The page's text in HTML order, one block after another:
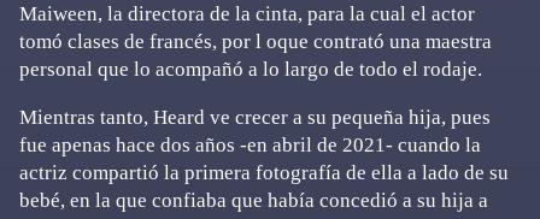
Maiween, la directora de la cinta, para la cual el actor
tomó clases de francés, por l oque contrató una maestra
personal que lo acompañó a lo largo de todo el rodaje.
Mientras tanto, Heard ve crecer a su pequeña hija, pues
fue apenas hace dos años -en abril de 2021- cuando la
actriz compartió la primera fotografía de ella a lado de su
bebé, en la que confiaba que había concedió a su hija a